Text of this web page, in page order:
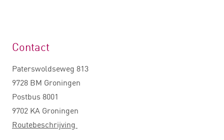
Contact
Paterswoldseweg 813
9728 BM Groningen
Postbus 8001
9702 KA Groningen
Routebeschrijving